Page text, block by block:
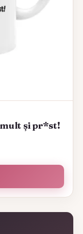
mult și pr*st!